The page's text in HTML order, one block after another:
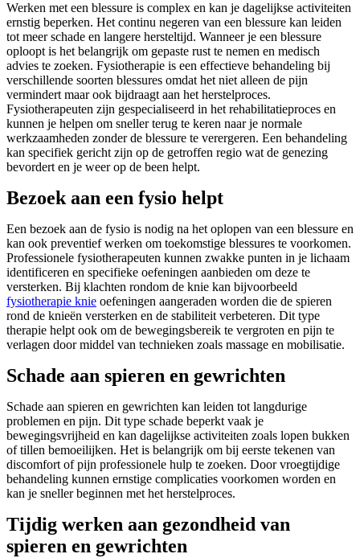
Werken met een blessure is complex en kan je dagelijkse activiteiten
ernstig beperken. Het continu negeren van een blessure kan leiden
tot meer schade en langere hersteltijd. Wanneer je een blessure
oploopt is het belangrijk om gepaste rust te nemen en medisch
advies te zoeken. Fysiotherapie is een effectieve behandeling bij
verschillende soorten blessures omdat het niet alleen de pijn
vermindert maar ook bijdraagt aan het herstelproces.
Fysiotherapeuten zijn gespecialiseerd in het rehabilitatieproces en
kunnen je helpen om sneller terug te keren naar je normale
werkzaamheden zonder de blessure te verergeren. Een behandeling
kan specifiek gericht zijn op de getroffen regio wat de genezing
bevordert en je weer op de been helpt.
Bezoek aan een fysio helpt
Een bezoek aan de fysio is nodig na het oplopen van een blessure en
kan ook preventief werken om toekomstige blessures te voorkomen.
Professionele fysiotherapeuten kunnen zwakke punten in je lichaam
identificeren en specifieke oefeningen aanbieden om deze te
versterken. Bij klachten rondom de knie kan bijvoorbeeld
fysiotherapie knie oefeningen aangeraden worden die de spieren
rond de knieën versterken en de stabiliteit verbeteren. Dit type
therapie helpt ook om de bewegingsbereik te vergroten en pijn te
verlagen door middel van technieken zoals massage en mobilisatie.
Schade aan spieren en gewrichten
Schade aan spieren en gewrichten kan leiden tot langdurige
problemen en pijn. Dit type schade beperkt vaak je
bewegingsvrijheid en kan dagelijkse activiteiten zoals lopen bukken
of tillen bemoeilijken. Het is belangrijk om bij eerste tekenen van
discomfort of pijn professionele hulp te zoeken. Door vroegtijdige
behandeling kunnen ernstige complicaties voorkomen worden en
kan je sneller beginnen met het herstelproces.
Tijdig werken aan gezondheid van
spieren en gewrichten